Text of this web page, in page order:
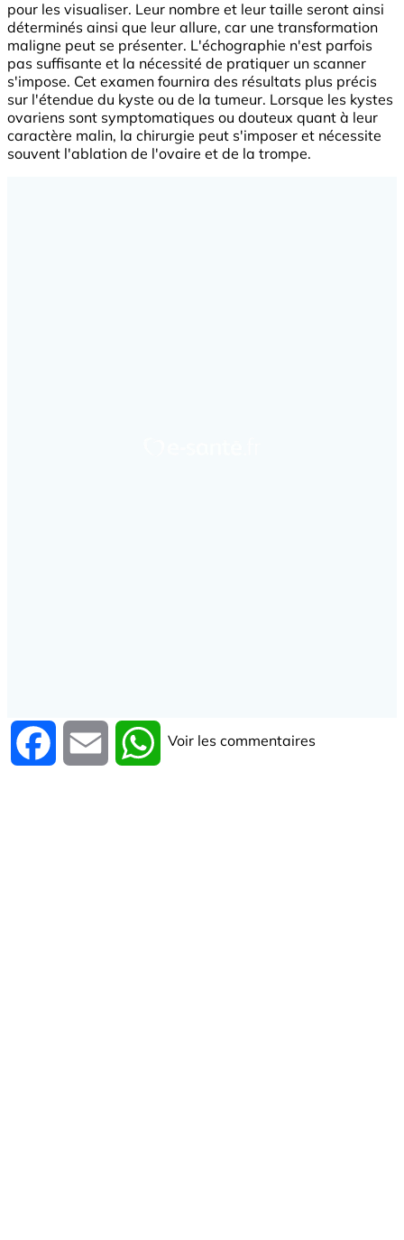
pour les visualiser. Leur nombre et leur taille seront ainsi
déterminés ainsi que leur allure, car une transformation
maligne peut se présenter. L'échographie n'est parfois
pas suffisante et la nécessité de pratiquer un scanner
s'impose. Cet examen fournira des résultats plus précis
sur l'étendue du kyste ou de la tumeur. Lorsque les kystes
ovariens sont symptomatiques ou douteux quant à leur
caractère malin, la chirurgie peut s'imposer et nécessite
souvent l'ablation de l'ovaire et de la trompe.
Facebook Email WhatsApp
Voir les commentaires